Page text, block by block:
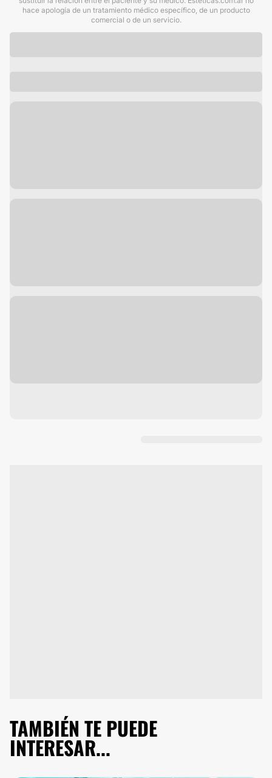
hace apología de un tratamiento médico específico, de un producto
comercial o de un servicio.
TAMBIÉN TE PUEDE
INTERESAR...